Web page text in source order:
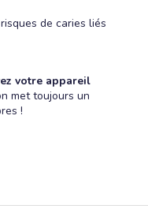
de caries liés
votre appareil
met toujours un
!